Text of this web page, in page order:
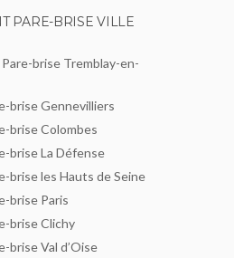
PARE-BRISE VILLE
brise Tremblay-en-
brise Gennevilliers
brise Colombes
brise La Défense
brise les Hauts de Seine
brise Paris
brise Clichy
brise Val d’Oise